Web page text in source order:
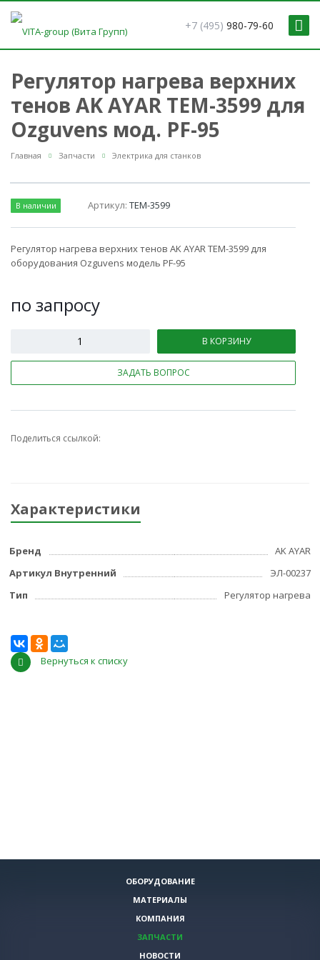
+7 (495) 980-79-60
Регулятор нагрева верхних
тенов AK AYAR TEM-3599 для
Ozguvens мод. PF-95
Главная Запчасти Электрика для станков
В наличии Артикул:TEM-3599
Регулятор нагрева верхних тенов AK AYAR TEM-3599 для
оборудования Ozguvens модель PF-95
по запросу
В КОРЗИНУ
ЗАДАТЬ ВОПРОС
Поделиться ссылкой:
Характеристики
Бренд
AK AYAR
Артикул Внутренний
ЭЛ-00237
Тип
Регулятор нагрева
Вернуться к списку
ОБОРУДОВАНИЕ
МАТЕРИАЛЫ
КОМПАНИЯ
ЗАПЧАСТИ
НОВОСТИ